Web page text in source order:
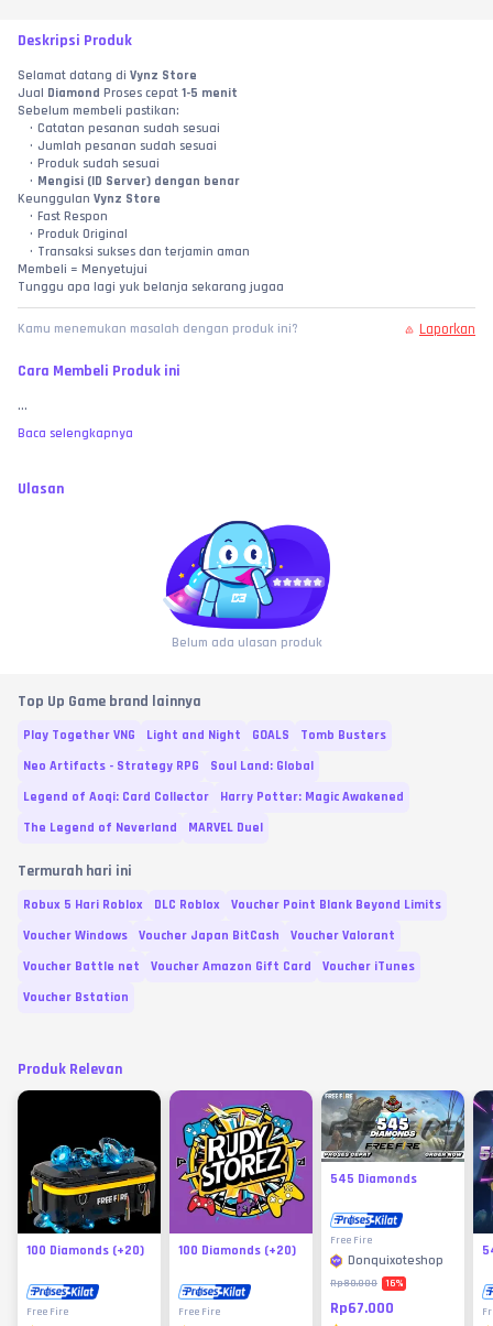
Deskripsi Produk
Selamat datang di Vynz Store
Jual Diamond Proses cepat 1-5 menit
Sebelum membeli pastikan:
Catatan pesanan sudah sesuai
Jumlah pesanan sudah sesuai
Produk sudah sesuai
Mengisi (ID Server) dengan benar
Keunggulan Vynz Store
Fast Respon
Produk Original
Transaksi sukses dan terjamin aman
Membeli = Menyetujui
Tunggu apa lagi yuk belanja sekarang jugaa
Kamu menemukan masalah dengan produk ini? Laporkan
Cara Membeli Produk ini
...
Baca selengkapnya
Ulasan
Belum ada ulasan produk
Top Up Game brand lainnya
Play Together VNG Light and Night GOALS
Tomb Busters
Neo Artifacts - Strategy RPG
Soul Land: Global
Legend of Aoqi: Card Collector
Harry Potter: Magic Awakened
The Legend of Neverland
MARVEL Duel
Termurah hari ini
Robux 5 Hari Roblox DLC Roblox
Voucher Point Blank Beyond Limits
Voucher Windows
Voucher Japan BitCash
Voucher Valorant
Voucher Battle net
Voucher Amazon Gift Card
Voucher iTunes
Voucher Bstation
Produk Relevan
100 Diamonds (+20)
Free Fire
100 Diamonds (+20)
Free Fire
545 Diamonds
Free Fire
Donquixoteshop
Rp80.000 16%
Rp67.000